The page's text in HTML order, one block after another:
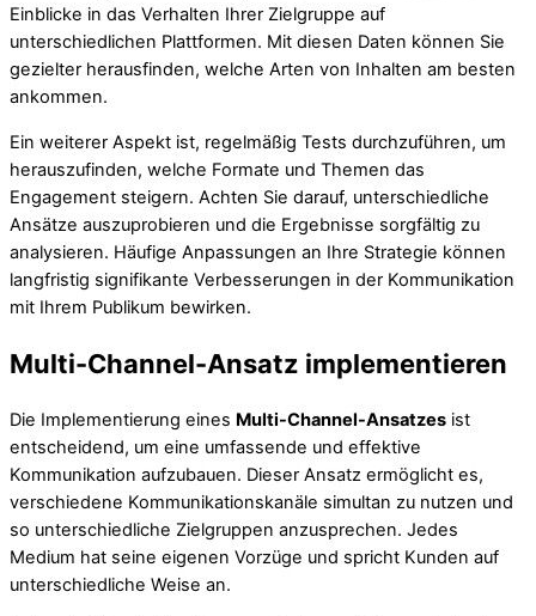
Einblicke in das Verhalten Ihrer Zielgruppe auf
unterschiedlichen Plattformen. Mit diesen Daten können Sie
gezielter herausfinden, welche Arten von Inhalten am besten
ankommen.
Ein weiterer Aspekt ist, regelmäßig Tests durchzuführen, um
herauszufinden, welche Formate und Themen das
Engagement steigern. Achten Sie darauf, unterschiedliche
Ansätze auszuprobieren und die Ergebnisse sorgfältig zu
analysieren. Häufige Anpassungen an Ihre Strategie können
langfristig signifikante Verbesserungen in der Kommunikation
mit Ihrem Publikum bewirken.
Multi-Channel-Ansatz implementieren
Die Implementierung eines Multi-Channel-Ansatzes ist
entscheidend, um eine umfassende und effektive
Kommunikation aufzubauen. Dieser Ansatz ermöglicht es,
verschiedene Kommunikationskanäle simultan zu nutzen und
so unterschiedliche Zielgruppen anzusprechen. Jedes
Medium hat seine eigenen Vorzüge und spricht Kunden auf
unterschiedliche Weise an.